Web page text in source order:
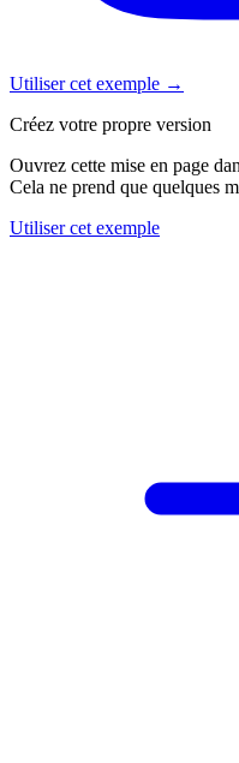
Utiliser cet exemple →
Créez votre propre version
Ouvrez cette mise en page
Cela ne prend que quelques
Utiliser cet exemple